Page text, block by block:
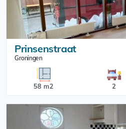
Prinsenstraat
Groningen
58 m2 2